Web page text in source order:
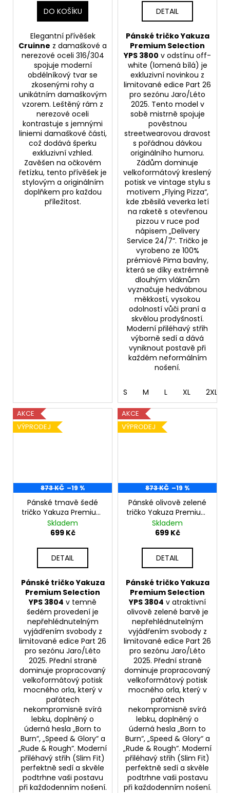
DO KOŠÍKU
Elegantní přívěšek
Cruinne z damaškové a
nerezové oceli 316/304
spojuje moderní
obdélníkový tvar se
zkosenými rohy a
unikátním damaškovým
vzorem. Leštěný rám z
nerezové oceli
kontrastuje s jemnými
liniemi damaškové části,
což dodává šperku
exkluzivní vzhled.
Zavěšen na očkovém
řetízku, tento přívěšek je
stylovým a originálním
doplňkem pro každou
příležitost.
DETAIL
Pánské tričko Yakuza
Premium Selection
YPS 3800 v odstínu off-
white (lomená bílá) je
exkluzivní novinkou z
limitované edice Part 26
pro sezónu Jaro/Léto
2025. Tento model v
sobě mistrně spojuje
pověstnou
streetwearovou dravost
s pořádnou dávkou
originálního humoru.
Zádům dominuje
velkoformátový kreslený
potisk ve vintage stylu s
motivem „Flying Pizza“,
kde zběsilá veverka letí
na raketě s otevřenou
pizzou v ruce pod
nápisem „Delivery
Service 24/7“. Tričko je
vyrobeno ze 100%
prémiové Pima bavlny,
která se díky extrémně
dlouhým vláknům
vyznačuje hedvábnou
měkkostí, vysokou
odolností vůči praní a
skvělou prodyšností.
Moderní přiléhavý střih
výborně sedí a dává
vyniknout postavě při
každém neformálním
nošení.
S M L XL 2XL
AKCE
VÝPRODEJ
873 KČ –19 %
Pánské tmavě šedé
tričko Yakuza Premium
YPS 3804 – Speed &
Glory
Skladem
699 Kč
DETAIL
Pánské tričko Yakuza
Premium Selection
YPS 3804 v temně
šedém provedení je
nepřehlédnutelným
vyjádřením svobody z
limitované edice Part 26
pro sezónu Jaro/Léto
2025. Přední straně
dominuje propracovaný
velkoformátový potisk
mocného orla, který v
pařátech
nekompromisně svírá
lebku, doplněný o
úderná hesla „Born to
Burn“, „Speed & Glory“ a
„Rude & Rough“. Moderní
přiléhavý střih (Slim Fit)
perfektně sedí a skvěle
podtrhne vaši postavu
při každodenním nošení.
AKCE
VÝPRODEJ
873 KČ –19 %
Pánské olivově zelené
tričko Yakuza Premium
YPS 3804 – Speed &
Glory
Skladem
699 Kč
DETAIL
Pánské tričko Yakuza
Premium Selection
YPS 3804 v atraktivní
olivově zelené barvě je
nepřehlédnutelným
vyjádřením svobody z
limitované edice Part 26
pro sezónu Jaro/Léto
2025. Přední straně
dominuje propracovaný
velkoformátový potisk
mocného orla, který v
pařátech
nekompromisně svírá
lebku, doplněný o
úderná hesla „Born to
Burn“, „Speed & Glory“ a
„Rude & Rough“. Moderní
přiléhavý střih (Slim Fit)
perfektně sedí a skvěle
podtrhne vaši postavu
při každodenním nošení.